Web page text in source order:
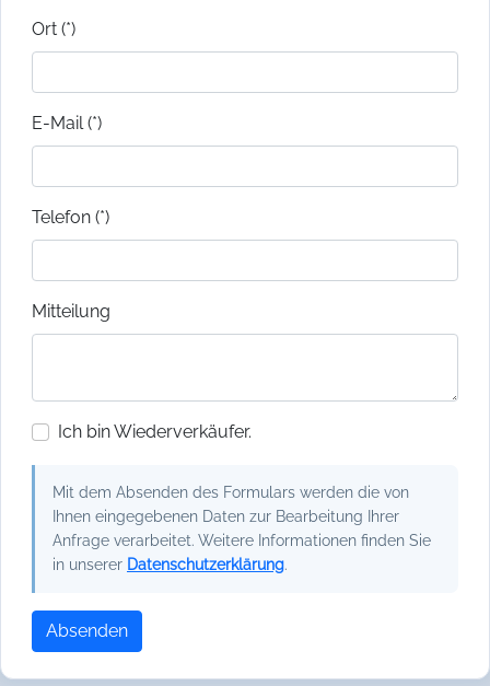
Ort (*)
E-Mail (*)
Telefon (*)
Mitteilung
Ich bin Wiederverkäufer.
Mit dem Absenden des Formulars werden die von
Ihnen eingegebenen Daten zur Bearbeitung Ihrer
Anfrage verarbeitet. Weitere Informationen finden Sie
in unserer Datenschutzerklärung.
Absenden